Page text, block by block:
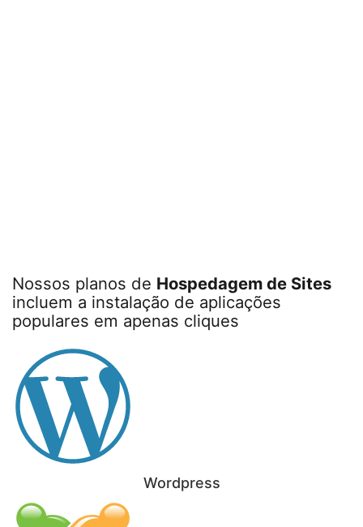
Nossos planos de Hospedagem de Sites
incluem a instalação de aplicações
populares em apenas cliques
Wordpress